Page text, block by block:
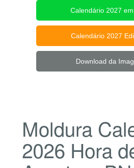
Calendário 2027
Calendário 2027
Download da
Moldura
2026 Hora